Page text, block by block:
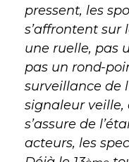
pressent, les
s’affrontent sur
une ruelle, pas
pas un rond-
surveillance de
signaleur veille,
s’assure de
acteurs, les